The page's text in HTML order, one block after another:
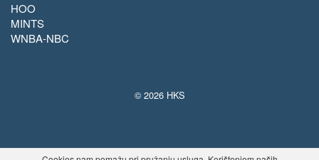
HOO
MINTS
WNBA-NBC
© 2026 HKS